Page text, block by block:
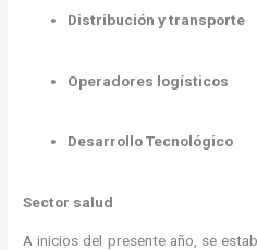
Distribución y transporte
Operadores logísticos
Desarrollo Tecnológico
Sector salud
A inicios del presente año, se